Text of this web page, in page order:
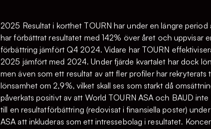
2025 Resultat i korthet TOURN har under en längre
har förbättrat resultatet med 142% över året och uppvisar
förbättring jämfört Q4 2024. Vidare har TOURN
2025 jämfört med 2024. Under fjärde kvartalet har dock
men även som ett resultat av att fler profiler har rekryterats
lönsamhet om 2,9%, vilket skall ses som starkt då
påverkats positivt av att World TOURN ASA och BAUD
till en resultatförbättring (redovisat i finansiella poster)
ASA att inkluderas som ett intressebolag i resultatet.